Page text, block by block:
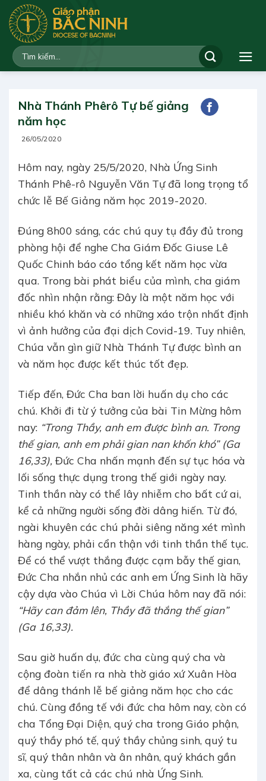
qua
dung
Nhà Thánh Phêrô Tự bế giảng
năm học
26/05/2020
Hôm nay, ngày 25/5/2020, Nhà Ứng Sinh
Thánh Phê-rô Nguyễn Văn Tự đã long trọng tổ
chức lễ Bế Giảng năm học 2019-2020.
Đúng 8h00 sáng, các chú quy tụ đầy đủ trong
phòng hội để nghe Cha Giám Đốc Giuse Lê
Quốc Chinh báo cáo tổng kết năm học vừa
qua. Trong bài phát biểu của mình, cha giám
đốc nhìn nhận rằng: Đây là một năm học với
nhiều khó khăn và có những xáo trộn nhất định
vì ảnh hưởng của đại dịch Covid-19. Tuy nhiên,
Chúa vẫn gìn giữ Nhà Thánh Tự được bình an
và năm học được kết thúc tốt đẹp.
Tiếp đến, Đức Cha ban lời huấn dụ cho các
chú. Khởi đi từ ý tưởng của bài Tin Mừng hôm
nay: “Trong Thầy, anh em được bình an. Trong
thế gian, anh em phải gian nan khốn khó” (Ga
16,33), Đức Cha nhấn mạnh đến sự tục hóa và
lối sống thực dụng trong thế giới ngày nay.
Tinh thần này có thể lây nhiễm cho bất cứ ai,
kể cả những người sống đời dâng hiến. Từ đó,
ngài khuyên các chú phải siêng năng xét mình
hàng ngày, phải cẩn thận với tinh thần thế tục.
Để có thể vượt thắng được cạm bẫy thế gian,
Đức Cha nhắn nhủ các anh em Ứng Sinh là hãy
cậy dựa vào Chúa vì Lời Chúa hôm nay đã nói:
“Hãy can đảm lên, Thầy đã thắng thế gian”
(Ga 16,33).
Sau giờ huấn dụ, đức cha cùng quý cha và
cộng đoàn tiến ra nhà thờ giáo xứ Xuân Hòa
để dâng thánh lễ bế giảng năm học cho các
chú. Cùng đồng tế với đức cha hôm nay, còn có
cha Tổng Đại Diện, quý cha trong Giáo phận,
quý thầy phó tế, quý thầy chủng sinh, quý tu
sĩ, quý thân nhân và ân nhân, quý khách gần
xa, cùng tất cả các chú nhà Ứng Sinh.